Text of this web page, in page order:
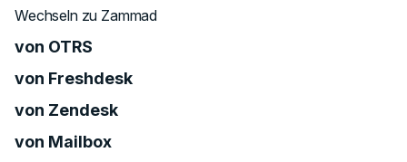
Wechseln zu Zammad
von OTRS
von Freshdesk
von Zendesk
von Mailbox